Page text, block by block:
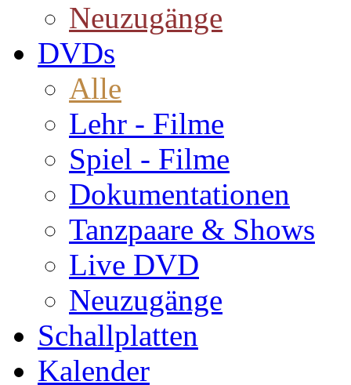
Neuzugänge
DVDs
Alle
Lehr - Filme
Spiel - Filme
Dokumentationen
Tanzpaare & Shows
Live DVD
Neuzugänge
Schallplatten
Kalender